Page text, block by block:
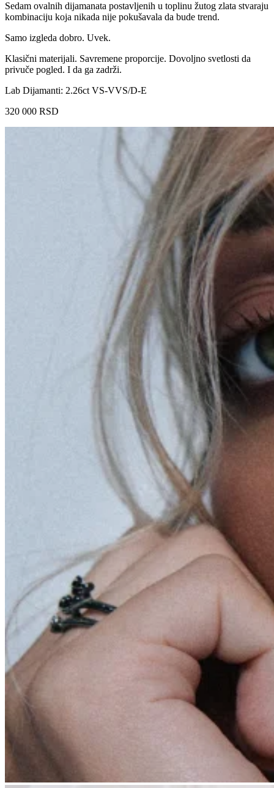
Sedam ovalnih dijamanata postavljenih u toplinu žutog zlata stvaraju
kombinaciju koja nikada nije pokušavala da bude trend.
Samo izgleda dobro. Uvek.
Klasični materijali. Savremene proporcije. Dovoljno svetlosti da
privuče pogled. I da ga zadrži.
Lab Dijamanti: 2.26ct VS-VVS/D-E
320 000 RSD